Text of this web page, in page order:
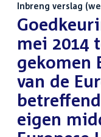
Inbreng verslag
:
mei 2014
gekomen
van de
eigen